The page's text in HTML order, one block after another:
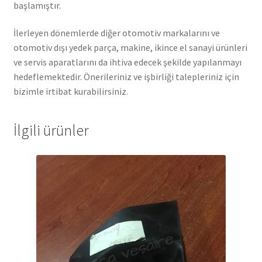
başlamıştır.
İlerleyen dönemlerde diğer otomotiv markalarını ve
otomotiv dışı yedek parça, makine, ikince el sanayi ürünleri
ve servis aparatlarını da ihtiva edecek şekilde yapılanmayı
hedeflemektedir. Önerileriniz ve işbirliği talepleriniz için
bizimle irtibat kurabilirsiniz.
İlgili ürünler